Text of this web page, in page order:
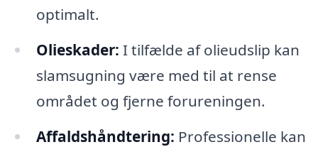
optimalt.
Olieskader: I tilfælde af olieudslip kan
slamsugning være med til at rense
området og fjerne forureningen.
Affaldshåndtering: Professionelle kan